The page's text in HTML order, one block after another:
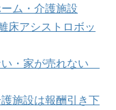
ム・介護施設
床アシストロボッ
・家が売れない
施設は報酬引き下